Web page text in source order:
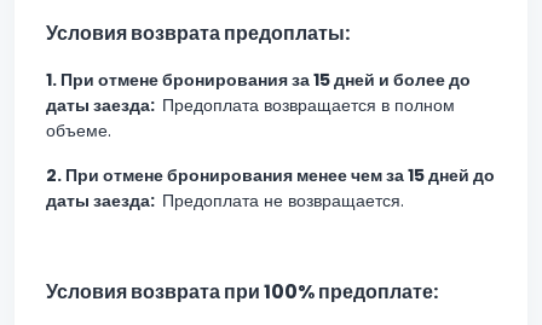
Условия возврата предоплаты:
1. При отмене бронирования за 15 дней и более до
даты заезда: Предоплата возвращается в полном
объеме.
2. При отмене бронирования менее чем за 15 дней до
даты заезда: Предоплата не возвращается.
Условия возврата при 100% предоплате: